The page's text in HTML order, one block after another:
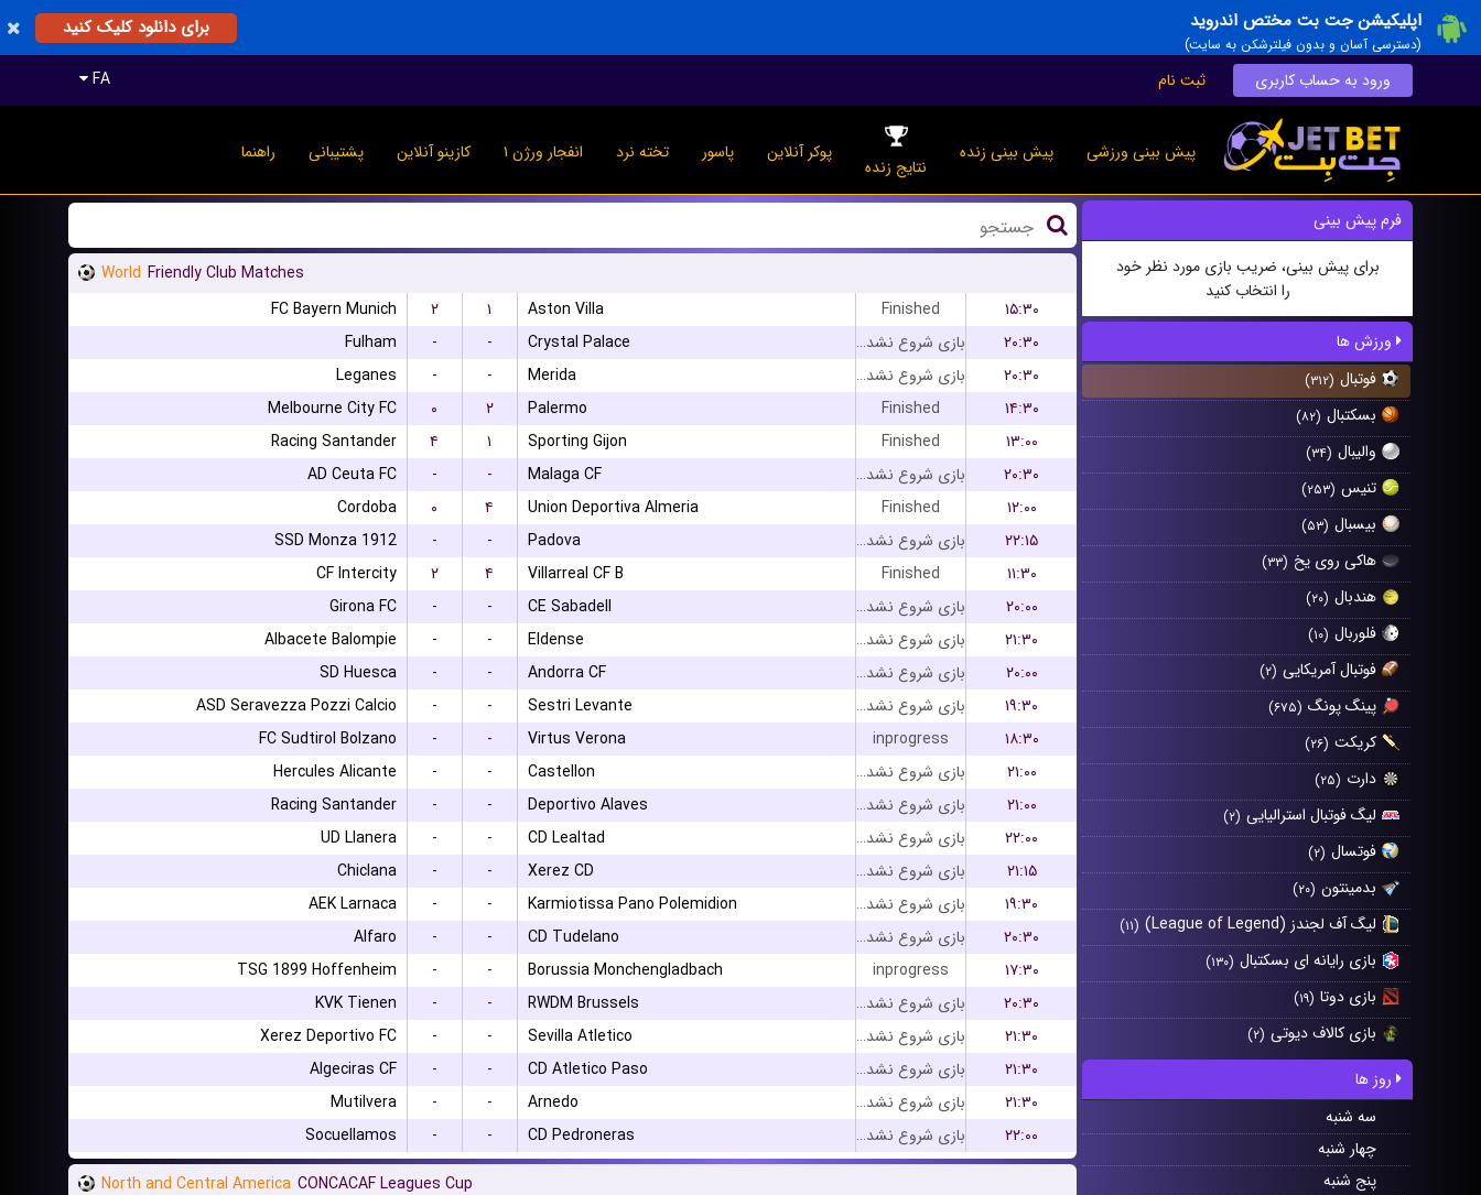
اپلیکیشن جت بت مختص اندروید
(دسترسی آسان و بدون فیلترشکن به سایت)
برای دانلود کلیک کنید
FA ورود به حساب کاربری ثبت نام
پیش بینی ورزشی پیش بینی زنده
نتایج زنده
پوکر آنلاین پاسور تخته نرد انفجار ورژن ۱ کازینو آنلاین پشتیبانی راهنما
فرم پیش بینی
برای پیش بینی، ضریب بازی مورد نظر خود
را انتخاب کنید
ورزش ها
فوتبال (۳۱۲)
بسکتبال (۸۲)
والیبال (۳۴)
تنیس (۲۵۳)
بیسبال (۵۳)
هاکی روی یخ (۳۳)
هندبال (۲۰)
فلوربال (۱۰)
فوتبال آمریکایی (۲)
پینگ پونگ (۶۷۵)
کریکت (۲۶)
دارت (۲۵)
لیگ فوتبال استرالیایی (۲)
فوتسال (۲)
بدمینتون (۲۰)
لیگ آف لجندز (League of Legend) (۱۱)
بازی رایانه ای بسکتبال (۱۳۰)
بازی دوتا (۱۹)
بازی کالاف دیوتی (۲)
روز ها
سه شنبه
چهار شنبه
پنج شنبه
World Friendly Club Matches
FC Bayern Munich
۲ ۱ Aston Villa Finished
۱۵:۳۰
Fulham
- - Crystal Palace بازی شروع نشده است
۲۰:۳۰
Leganes
- - Merida بازی شروع نشده است
۲۰:۳۰
Melbourne City FC
۰ ۲ Palermo Finished
۱۴:۳۰
Racing Santander
۴ ۱ Sporting Gijon Finished
۱۳:۰۰
AD Ceuta FC
- - Malaga CF بازی شروع نشده است
۲۰:۳۰
Cordoba
۰ ۴ Union Deportiva Almeria Finished
۱۲:۰۰
SSD Monza 1912
- - Padova بازی شروع نشده است
۲۲:۱۵
CF Intercity
۲ ۴ Villarreal CF B Finished
۱۱:۳۰
Girona FC
- - CE Sabadell بازی شروع نشده است
۲۰:۰۰
Albacete Balompie
- - Eldense بازی شروع نشده است
۲۱:۳۰
SD Huesca
- - Andorra CF بازی شروع نشده است
۲۰:۰۰
ASD Seravezza Pozzi Calcio
- - Sestri Levante بازی شروع نشده است
۱۹:۳۰
FC Sudtirol Bolzano
- - Virtus Verona inprogress
۱۸:۳۰
Hercules Alicante
- - Castellon بازی شروع نشده است
۲۱:۰۰
Racing Santander
- - Deportivo Alaves بازی شروع نشده است
۲۱:۰۰
UD Llanera
- - CD Lealtad بازی شروع نشده است
۲۲:۰۰
Chiclana
- - Xerez CD بازی شروع نشده است
۲۱:۱۵
AEK Larnaca
- - Karmiotissa Pano Polemidion بازی شروع نشده است
۱۹:۳۰
Alfaro
- - CD Tudelano بازی شروع نشده است
۲۰:۳۰
TSG 1899 Hoffenheim
- - Borussia Monchengladbach inprogress
۱۷:۳۰
KVK Tienen
- - RWDM Brussels بازی شروع نشده است
۲۰:۳۰
Xerez Deportivo FC
- - Sevilla Atletico بازی شروع نشده است
۲۱:۳۰
Algeciras CF
- - CD Atletico Paso بازی شروع نشده است
۲۱:۳۰
Mutilvera
- - Arnedo بازی شروع نشده است
۲۱:۳۰
Socuellamos
- - CD Pedroneras بازی شروع نشده است
۲۲:۰۰
North and Central America CONCACAF Leagues Cup